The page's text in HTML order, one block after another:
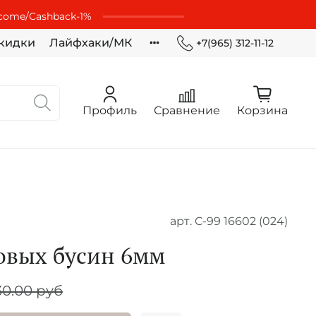
Cashbaсk-1%
Лайфхаки/МК +7(965) 312-11-12
Профиль Сравнение Корзина
арт. C-99 16602 (024)
бусин 6мм
руб